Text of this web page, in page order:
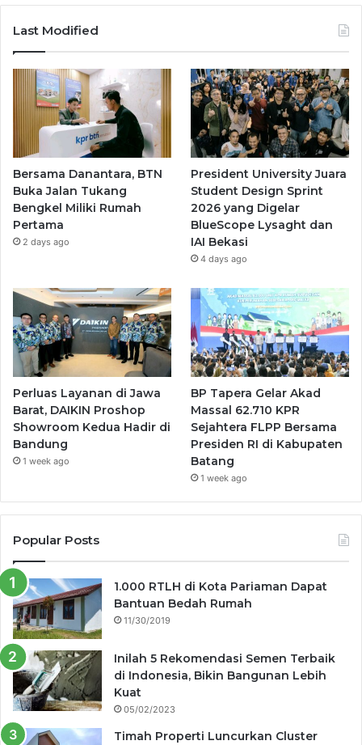
Last Modified
Bersama Danantara, BTN
Buka Jalan Tukang
Bengkel Miliki Rumah
Pertama
2 days ago
President University Juara
Student Design Sprint
2026 yang Digelar
BlueScope Lysaght dan
IAI Bekasi
4 days ago
Perluas Layanan di Jawa
Barat, DAIKIN Proshop
Showroom Kedua Hadir di
Bandung
1 week ago
BP Tapera Gelar Akad
Massal 62.710 KPR
Sejahtera FLPP Bersama
Presiden RI di Kabupaten
Batang
1 week ago
Popular Posts
1.000 RTLH di Kota Pariaman Dapat
Bantuan Bedah Rumah
11/30/2019
Inilah 5 Rekomendasi Semen Terbaik
di Indonesia, Bikin Bangunan Lebih
Kuat
05/02/2023
Timah Properti Luncurkan Cluster